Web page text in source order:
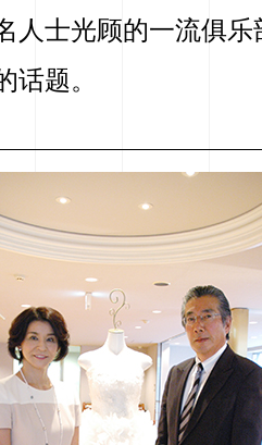
人士光顾的一流俱
话题。